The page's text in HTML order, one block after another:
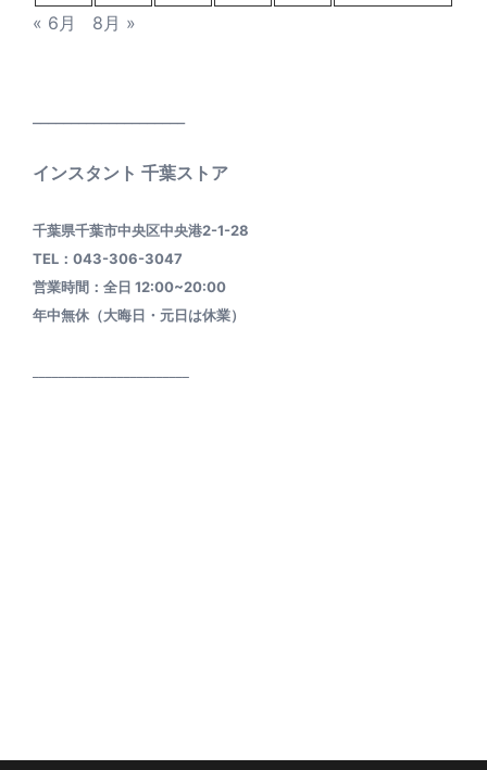
« 6月
8月 »
インスタント 千葉ストア
千葉県千葉市中央区中央港2-1-28
TEL：043-306-3047
営業時間：全日 12:00~20:00
年中無休（大晦日・元日は休業）